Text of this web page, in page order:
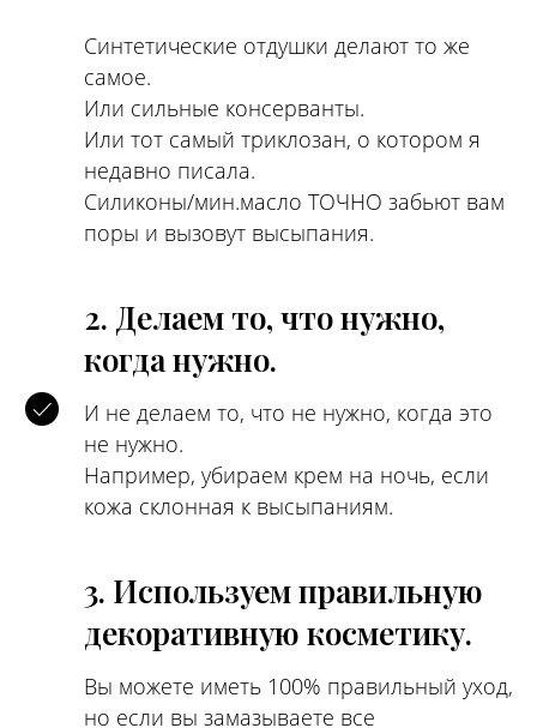
Синтетические отдушки делают то же
самое.
Или сильные консерванты.
Или тот самый триклозан, о котором я
недавно писала.
Силиконы/мин.масло ТОЧНО забьют вам
поры и вызовут высыпания.
2. Делаем то, что нужно,
когда нужно.
И не делаем то, что не нужно, когда это
не нужно.
Например, убираем крем на ночь, если
кожа склонная к высыпаниям.
3. Используем правильную
декоративную косметику.
Вы можете иметь 100% правильный уход,
но если вы замазываете все